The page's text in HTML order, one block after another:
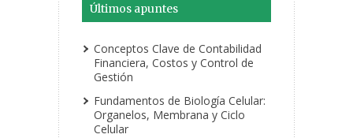
Últimos apuntes
Conceptos Clave de Contabilidad
Financiera, Costos y Control de
Gestión
Fundamentos de Biología Celular:
Organelos, Membrana y Ciclo
Celular